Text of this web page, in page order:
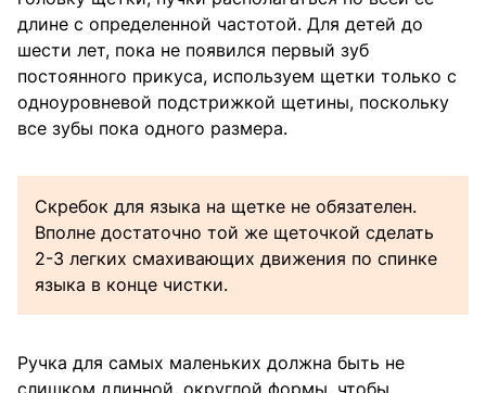
длине с определенной частотой. Для детей до
шести лет, пока не появился первый зуб
постоянного прикуса, используем щетки только с
одноуровневой подстрижкой щетины, поскольку
все зубы пока одного размера.
Скребок для языка на щетке не обязателен.
Вполне достаточно той же щеточкой сделать
2-3 легких смахивающих движения по спинке
языка в конце чистки.
Ручка для самых маленьких должна быть не
слишком длинной, округлой формы, чтобы